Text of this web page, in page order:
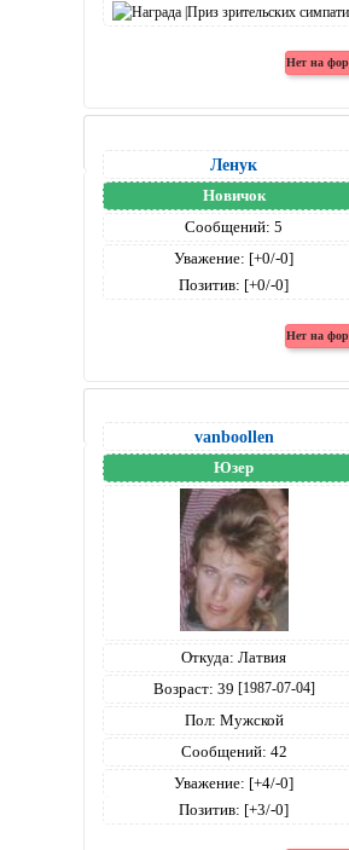
Ленук
Новичок
Сообщений: 5
Уважение: [+0/-0]
Позитив: [+0/-0]
vanboollen
Юзер
Откуда: Латвия
Возраст: 39 [1987-07-04]
Пол: Мужской
Сообщений: 42
Уважение: [+4/-0]
Позитив: [+3/-0]